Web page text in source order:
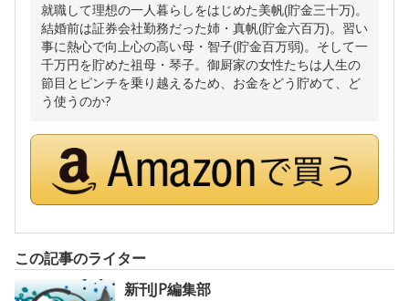
就職して理想の一人暮らしをはじめた美帆(貯金三十万)。
結婚前は証券会社勤務だった姉・真帆(貯金六百万)。習い
事に熱心で向上心の高い母・智子(貯金百万弱)。そして一
千万円を貯めた祖母・琴子。御厨家の女性たちは人生の
節目とピンチを乗り越えるため、お金をどう貯めて、ど
う使うのか?
この記事のライター
新刊JP編集部